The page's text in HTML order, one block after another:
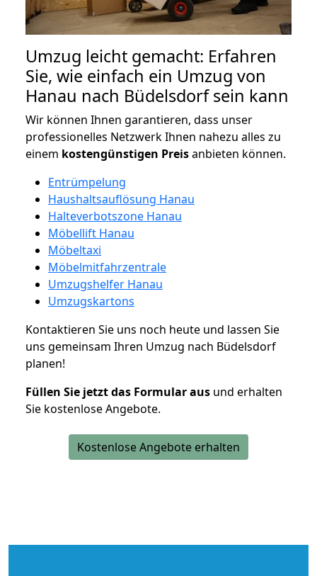
Umzug leicht gemacht: Erfahren
Sie, wie einfach ein Umzug von
Hanau nach Büdelsdorf sein kann
Wir können Ihnen garantieren, dass unser
professionelles Netzwerk Ihnen nahezu alles zu
einem kostengünstigen Preisanbieten können.
Entrümpelung
Haushaltsauflösung Hanau
Halteverbotszone Hanau
Möbellift Hanau
Möbeltaxi
Möbelmitfahrzentrale
Umzugshelfer Hanau
Umzugskartons
Kontaktieren Sie uns noch heute und lassen Sie
uns gemeinsam Ihren Umzug nach Büdelsdorf
planen!
Füllen Sie jetzt das Formular aus und erhalten
Sie kostenlose Angebote.
Kostenlose Angebote erhalten